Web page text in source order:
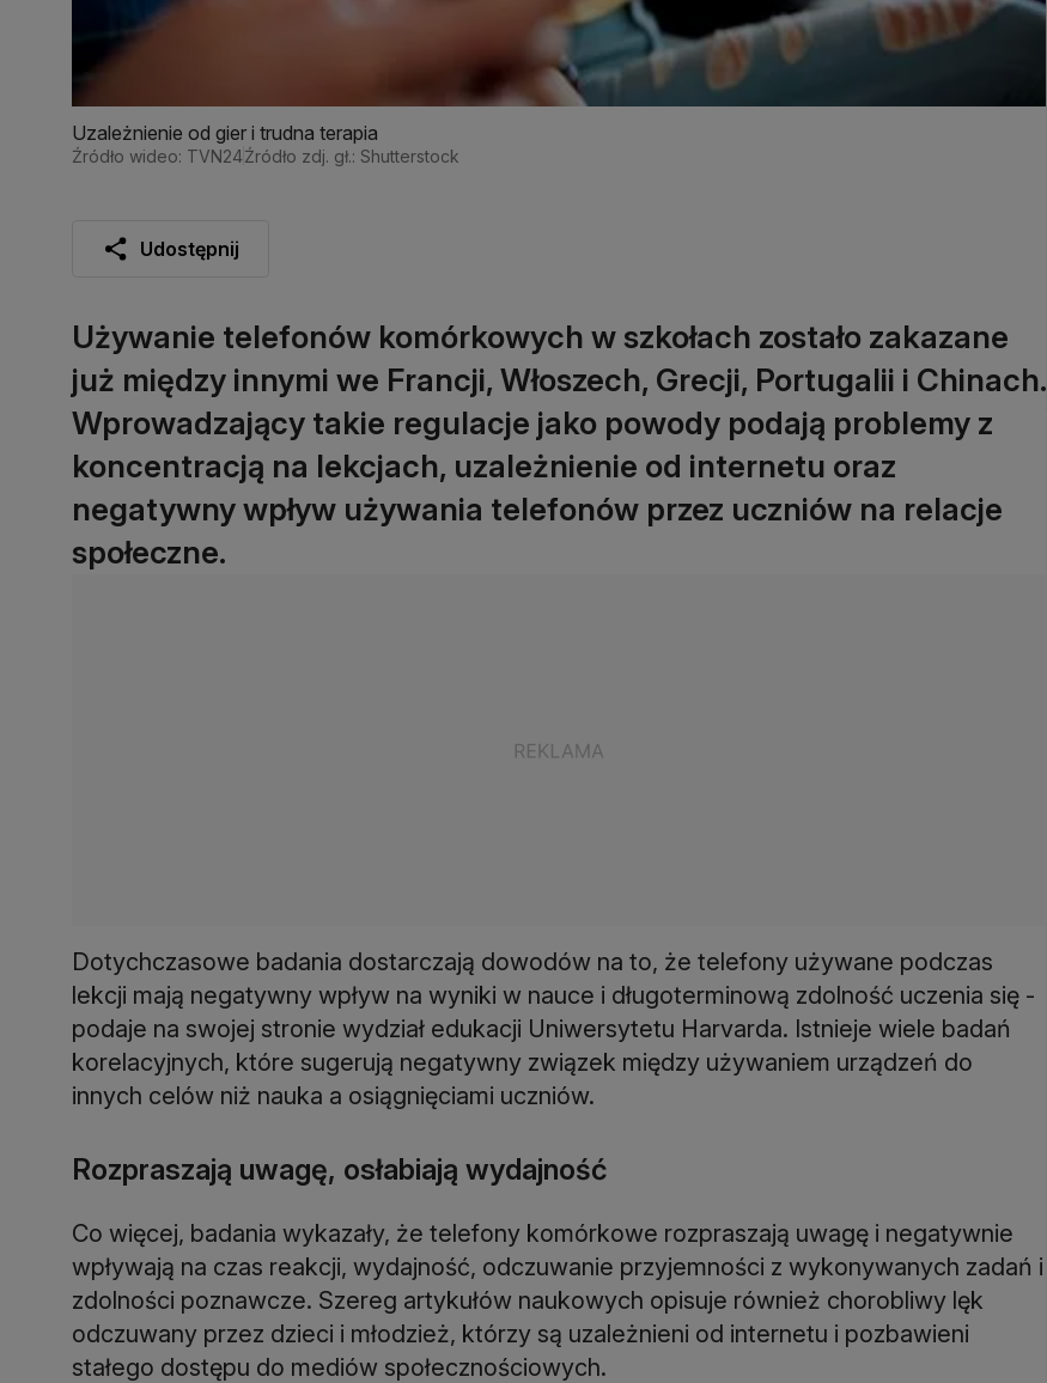
Uzależnienie od gier i trudna terapia
Źródło wideo: TVN24Źródło zdj. gł.: Shutterstock
Udostępnij
Używanie telefonów komórkowych w szkołach zostało zakazane
już między innymi we Francji, Włoszech, Grecji, Portugalii i Chinach.
Wprowadzający takie regulacje jako powody podają problemy z
koncentracją na lekcjach, uzależnienie od internetu oraz
negatywny wpływ używania telefonów przez uczniów na relacje
społeczne.
Dotychczasowe badania dostarczają dowodów na to, że telefony używane podczas
lekcji mają negatywny wpływ na wyniki w nauce i długoterminową zdolność uczenia się -
podaje na swojej stronie wydział edukacji Uniwersytetu Harvarda. Istnieje wiele badań
korelacyjnych, które sugerują negatywny związek między używaniem urządzeń do
innych celów niż nauka a osiągnięciami uczniów.
Rozpraszają uwagę, osłabiają wydajność
Co więcej, badania wykazały, że telefony komórkowe rozpraszają uwagę i negatywnie
wpływają na czas reakcji, wydajność, odczuwanie przyjemności z wykonywanych zadań i
zdolności poznawcze. Szereg artykułów naukowych opisuje również chorobliwy lęk
odczuwany przez dzieci i młodzież, którzy są uzależnieni od internetu i pozbawieni
stałego dostępu do mediów społecznościowych.